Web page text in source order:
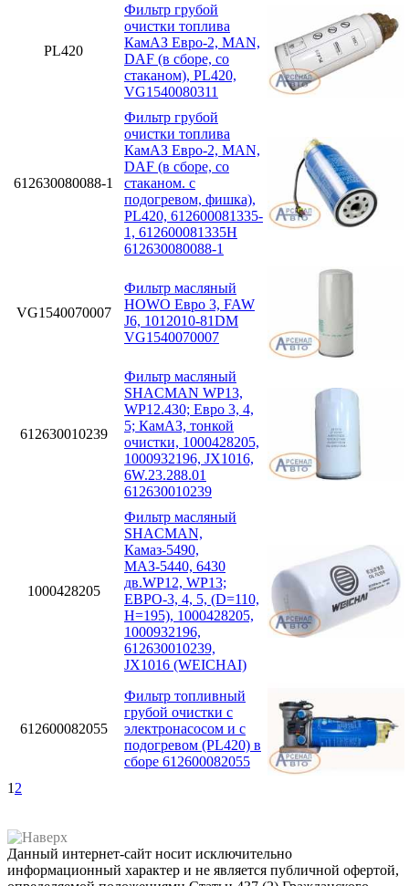
PL420
Фильтр грубой
очистки топлива
КамАЗ Евро-2, MAN,
DAF (в сборе, со
стаканом), PL420,
VG1540080311
612630080088-1
Фильтр грубой
очистки топлива
КамАЗ Евро-2, MAN,
DAF (в сборе, со
стаканом. с
подогревом, фишка),
PL420, 612600081335-
1, 612600081335H
612630080088-1
VG1540070007
Фильтр масляный
HOWO Евро 3, FAW
J6, 1012010-81DM
VG1540070007
612630010239
Фильтр масляный
SHACMAN WP13,
WP12.430; Eвро 3, 4,
5; КамАЗ, тонкой
очистки, 1000428205,
1000932196, JX1016,
6W.23.288.01
612630010239
1000428205
Фильтр масляный
SHACMAN,
Камаз-5490,
МАЗ-5440, 6430
дв.WP12, WP13;
ЕВРО-3, 4, 5, (D=110,
H=195), 1000428205,
1000932196,
612630010239,
JX1016 (WEICHAI)
612600082055
Фильтр топливный
грубой очистки с
электронасосом и с
подогревом (PL420) в
сборе 612600082055
1 2
Данный интернет-сайт носит исключительно
информационный характер и не является публичной офертой,